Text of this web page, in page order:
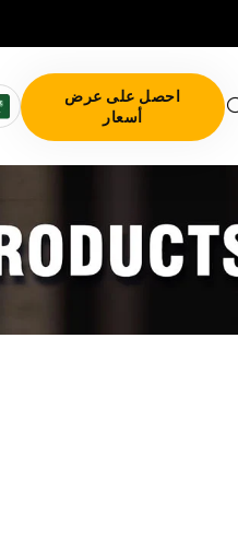
احصل على عرض
أسعار